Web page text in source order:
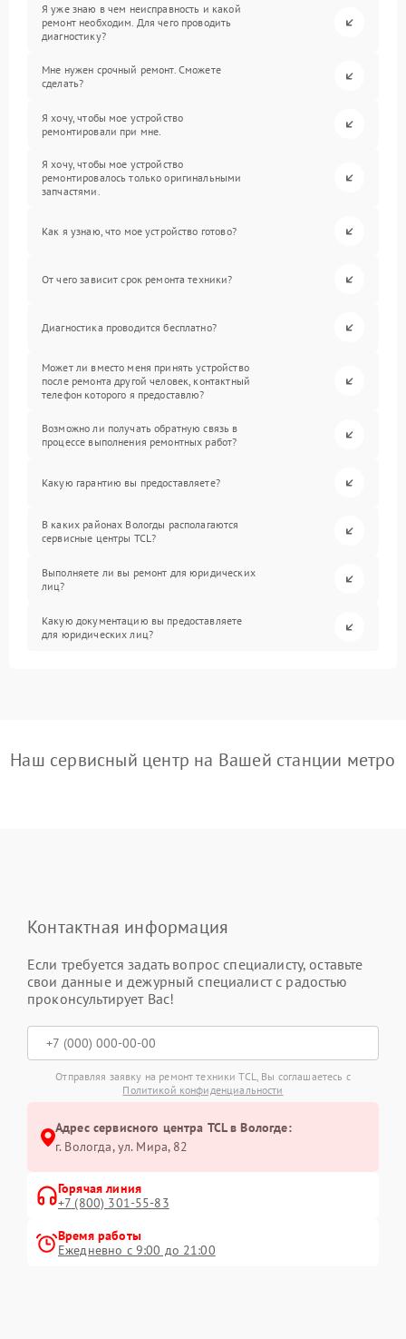
Я уже знаю в чем неисправность и какой
ремонт необходим. Для чего проводить
диагностику?
Мне нужен срочный ремонт. Сможете
сделать?
Я хочу, чтобы мое устройство
ремонтировали при мне.
Я хочу, чтобы мое устройство
ремонтировалось только оригинальными
запчастями.
Как я узнаю, что мое устройство готово?
От чего зависит срок ремонта техники?
Диагностика проводится бесплатно?
Может ли вместо меня принять устройство
после ремонта другой человек, контактный
телефон которого я предоставлю?
Возможно ли получать обратную связь в
процессе выполнения ремонтных работ?
Какую гарантию вы предоставляете?
В каких районах Вологды располагаются
сервисные центры TCL?
Выполняете ли вы ремонт для юридических
лиц?
Какую документацию вы предоставляете
для юридических лиц?
Наш сервисный центр на Вашей станции метро
Контактная информация
Если требуется задать вопрос специалисту, оставьте
свои данные и дежурный специалист с радостью
проконсультирует Вас!
Отправляя заявку на ремонт техники TCL, Вы соглашаетесь с
Политикой конфиденциальности
Адрес сервисного центра TCL в Вологде:
г. Вологда, ул. Мира, 82
Горячая линия
+7 (800) 301-55-83
Время работы
Ежедневно с 9:00 до 21:00